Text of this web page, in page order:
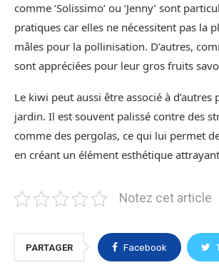
comme ‘Solissimo’ ou ‘Jenny’ sont
pratiques car elles ne nécessitent pas la
mâles pour la pollinisation. D’autres,
sont appréciées pour leur gros fruits
Le kiwi peut aussi être associé à d’autres
jardin. Il est souvent palissé contre des
comme des pergolas, ce qui lui permet
en créant un élément esthétique
Notez cet article
PARTAGER Facebook